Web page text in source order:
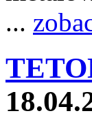
...